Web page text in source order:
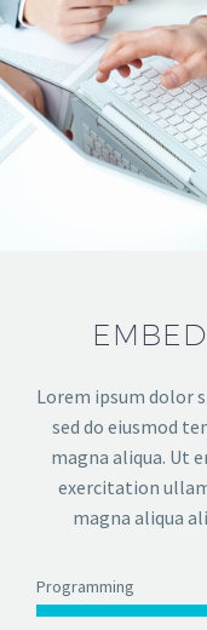
Lorem ipsum dolor
sed do eiusmod
magna aliqua. Ut
exercitation
magna aliqua
Programming